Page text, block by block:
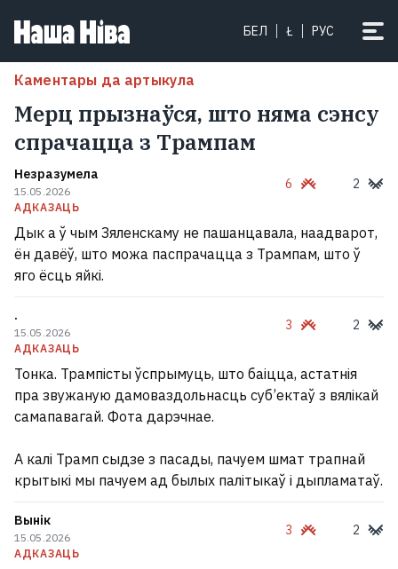
БЕЛ Ł РУС
Каментары да артыкула
Мерц прызнаўся, што няма сэнсу
спрачацца з Трампам
Незразумела
15.05.2026
АДКАЗАЦЬ
6 2
Дык а ў чым Зяленскаму не пашанцавала, наадварот,
ён давёў, што можа паспрачацца з Трампам, што ў
яго ёсць яйкі.
.
15.05.2026
АДКАЗАЦЬ
3 2
Тонка. Трампісты ўспрымуць, што баіцца, астатнія
пра звужаную дамоваздольнасць суб’ектаў з вялікай
самапавагай. Фота дарэчнае.
А калі Трамп сыдзе з пасады, пачуем шмат трапнай
крытыкі мы пачуем ад былых палітыкаў і дыпламатаў.
Вынік
15.05.2026
АДКАЗАЦЬ
3 2